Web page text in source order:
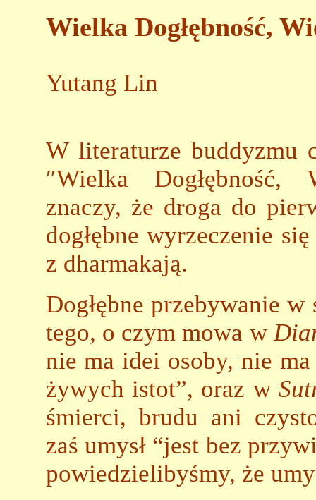
Wielka Dogłębność,
Yutang Lin
W literaturze buddyzmu
″Wielka Dogłębność,
znaczy, że droga do
dogłębne wyrzeczenie
z dharmakają.
Dogłębne przebywanie
tego, o czym mowa w
nie ma idei osoby, nie
żywych istot”, oraz w
śmierci, brudu ani
zaś umysł “jest bez
powiedzielibyśmy, że